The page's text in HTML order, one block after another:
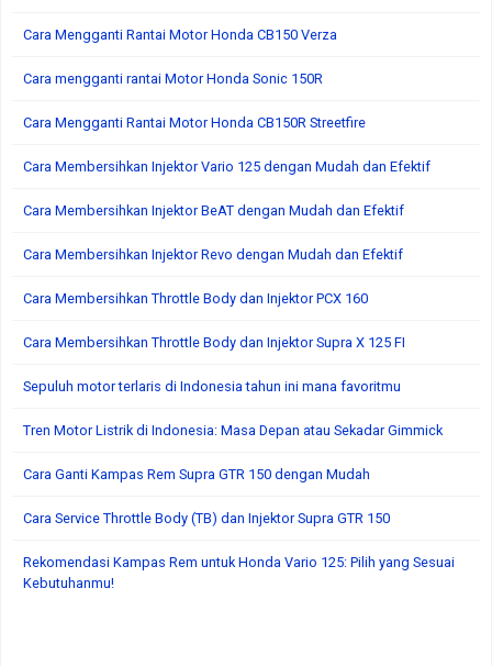
Cara Mengganti Rantai Motor Honda CB150 Verza
Cara mengganti rantai Motor Honda Sonic 150R
Cara Mengganti Rantai Motor Honda CB150R Streetfire
Cara Membersihkan Injektor Vario 125 dengan Mudah dan Efektif
Cara Membersihkan Injektor BeAT dengan Mudah dan Efektif
Cara Membersihkan Injektor Revo dengan Mudah dan Efektif
Cara Membersihkan Throttle Body dan Injektor PCX 160
Cara Membersihkan Throttle Body dan Injektor Supra X 125 FI
Sepuluh motor terlaris di Indonesia tahun ini mana favoritmu
Tren Motor Listrik di Indonesia: Masa Depan atau Sekadar Gimmick
Cara Ganti Kampas Rem Supra GTR 150 dengan Mudah
Cara Service Throttle Body (TB) dan Injektor Supra GTR 150
Rekomendasi Kampas Rem untuk Honda Vario 125: Pilih yang Sesuai
Kebutuhanmu!